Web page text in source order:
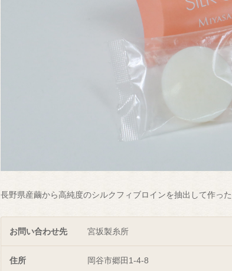
長野県産繭から高純度のシルクフィブロインを抽出して作った
お問い合わせ先 宮坂製糸所
住所 岡谷市郷田1-4-8